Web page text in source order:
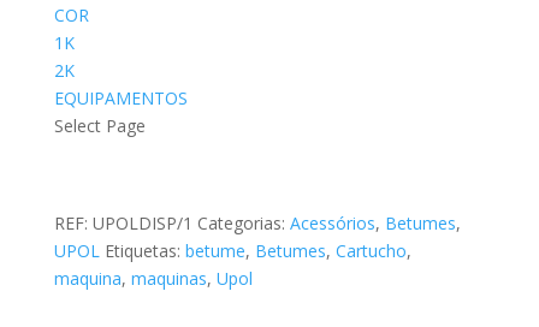
COR
1K
2K
EQUIPAMENTOS
Select Page
REF: UPOLDISP/1 Categorias: Acessórios, Betumes,
UPOL Etiquetas: betume, Betumes, Cartucho,
maquina, maquinas, Upol